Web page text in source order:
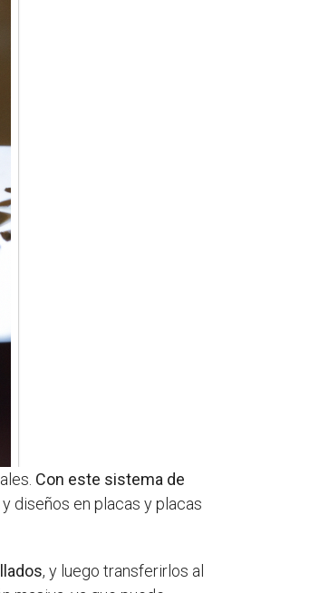
Con este sistema de
diseños en placas y placas
, y luego transferirlos al